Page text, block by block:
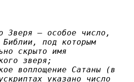
Зверя — особое число,
Библии, под которым
скрыто имя
зверя;
воплощение Сатаны (в
указано число